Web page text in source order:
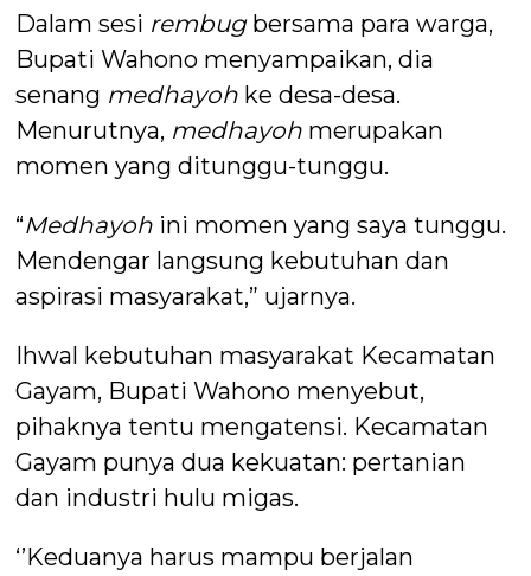
Dalam sesi rembugbersama para warga,
Bupati Wahono menyampaikan, dia
senang medhayoh ke desa-desa.
Menurutnya, medhayoh merupakan
momen yang ditunggu-tunggu.
“Medhayoh ini momen yang saya tunggu.
Mendengar langsung kebutuhan dan
aspirasi masyarakat,” ujarnya.
Ihwal kebutuhan masyarakat Kecamatan
Gayam, Bupati Wahono menyebut,
pihaknya tentu mengatensi. Kecamatan
Gayam punya dua kekuatan: pertanian
dan industri hulu migas.
‘’Keduanya harus mampu berjalan